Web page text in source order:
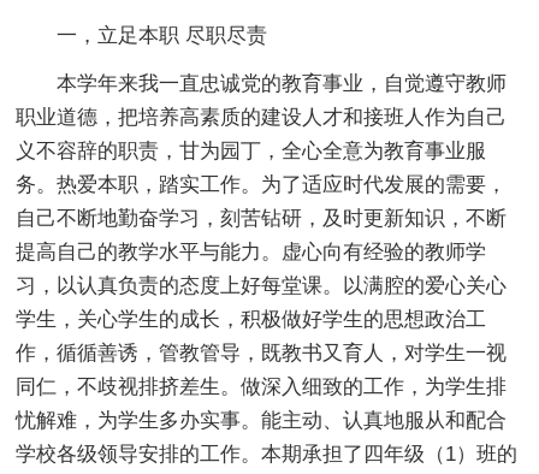
一，立足本职 尽职尽责
本学年来我一直忠诚党的教育事业，自觉遵守教师
职业道德，把培养高素质的建设人才和接班人作为自己
义不容辞的职责，甘为园丁，全心全意为教育事业服
务。热爱本职，踏实工作。为了适应时代发展的需要，
自己不断地勤奋学习，刻苦钻研，及时更新知识，不断
提高自己的教学水平与能力。虚心向有经验的教师学
习，以认真负责的态度上好每堂课。以满腔的爱心关心
学生，关心学生的成长，积极做好学生的思想政治工
作，循循善诱，管教管导，既教书又育人，对学生一视
同仁，不歧视排挤差生。做深入细致的工作，为学生排
忧解难，为学生多办实事。能主动、认真地服从和配合
学校各级领导安排的工作。本期承担了四年级（1）班的